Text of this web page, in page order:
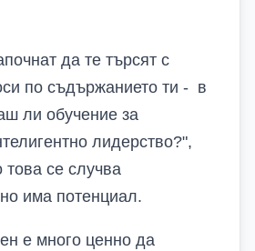
да те търсят с
по съдържанието ти - в
ли обучение за
лидерство?",
се случва
има потенциал.
е много ценно да